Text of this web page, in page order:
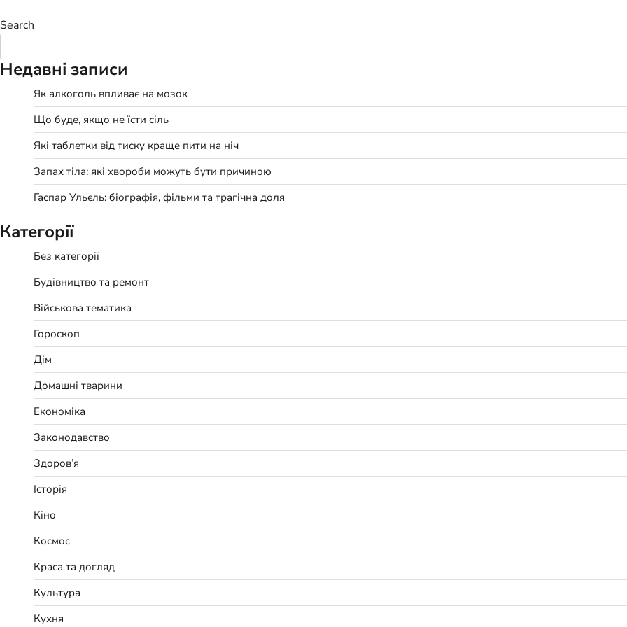
Search
Недавні записи
Як алкоголь впливає на мозок
Що буде, якщо не їсти сіль
Які таблетки від тиску краще пити на ніч
Запах тіла: які хвороби можуть бути причиною
Гаспар Ульєль: біографія, фільми та трагічна доля
Категорії
Без категорії
Будівництво та ремонт
Військова тематика
Гороскоп
Дім
Домашні тварини
Економіка
Законодавство
Здоров’я
Історія
Кіно
Космос
Краса та догляд
Культура
Кухня